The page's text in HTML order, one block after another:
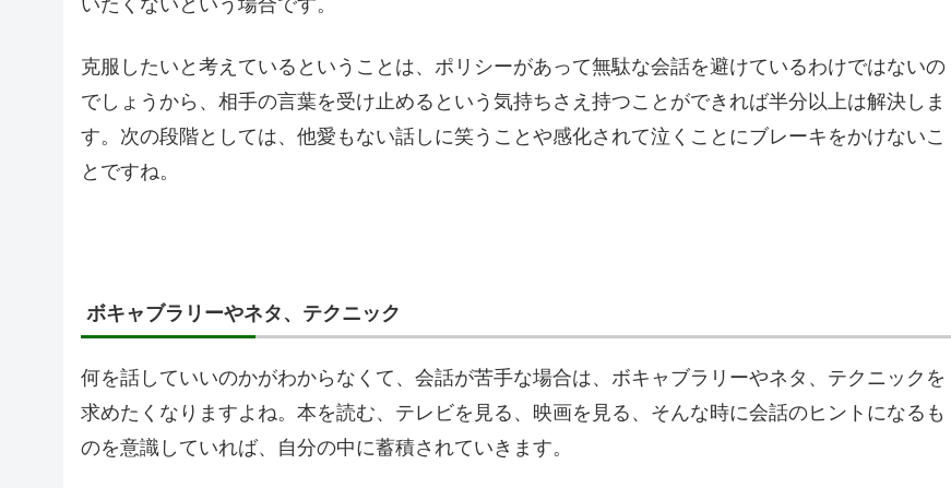
いたくないという場合です。
克服したいと考えているということは、ポリシーがあって無駄な会話を避けているわけではないの
でしょうから、相手の言葉を受け止めるという気持ちさえ持つことができれば半分以上は解決しま
す。次の段階としては、他愛もない話しに笑うことや感化されて泣くことにブレーキをかけないこ
とですね。
ボキャブラリーやネタ、テクニック
何を話していいのかがわからなくて、会話が苦手な場合は、ボキャブラリーやネタ、テクニックを
求めたくなりますよね。本を読む、テレビを見る、映画を見る、そんな時に会話のヒントになるも
のを意識していれば、自分の中に蓄積されていきます。